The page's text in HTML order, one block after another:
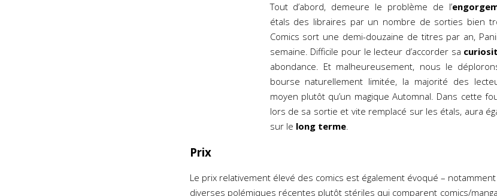
Tout d’abord, demeure le problème de l’
étals des libraires par un nombre de sorties bien
Comics sort une demi-douzaine de titres par an,
semaine. Difficile pour le lecteur d’accorder sa
abondance. Et malheureusement, nous le
bourse naturellement limitée, la majorité des
moyen plutôt qu’un magique Automnal. Dans cette
lors de sa sortie et vite remplacé sur les étals, aura
sur le long terme.
Prix
Le prix relativement élevé des comics est également évoqué –
diverses polémiques récentes plutôt stériles qui comparent comics/